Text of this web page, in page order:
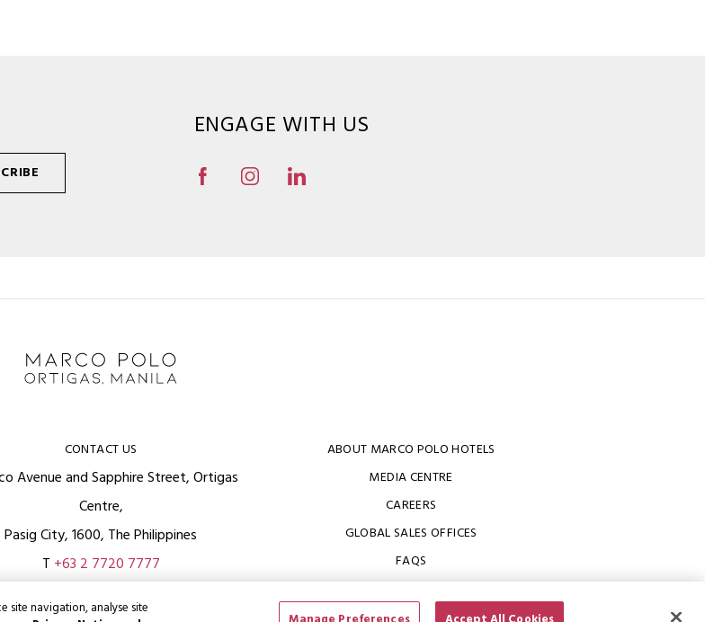
ENGAGE WITH US
CONTACT US
Avenue and Sapphire Street, Ortigas
Centre,
Pasig City, 1600, The Philippines
T +63 2 7720 7777
ABOUT MARCO POLO HOTELS
MEDIA CENTRE
CAREERS
GLOBAL SALES OFFICES
FAQS
site navigation, analyse site